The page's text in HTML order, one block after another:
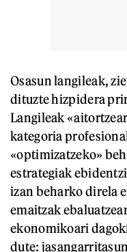
Osasun langileak,
dituzte hizpidera
Langileak
kategoria
«optimizatzeko»
estrategiak
izan beharko direla
emaitzak
ekonomikoari
dute: